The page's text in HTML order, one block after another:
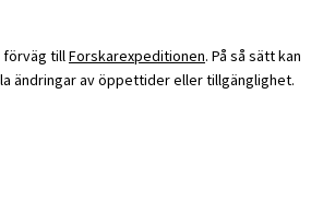
förväg tillForskarexpeditionen. På så sätt kan
ändringar av öppettider eller tillgänglighet.